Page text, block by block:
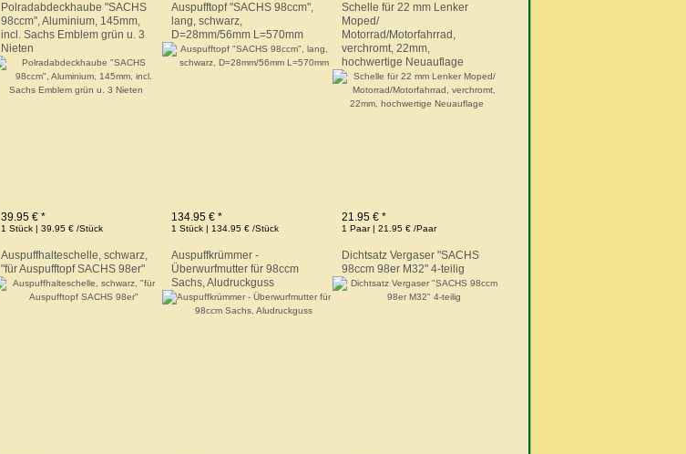
Polradabdeckhaube "SACHS
98ccm", Aluminium, 145mm,
incl. Sachs Emblem grün u. 3
Nieten
39.95 € *
1 Stück | 39.95 € /Stück
Auspufftopf "SACHS 98ccm",
lang, schwarz,
D=28mm/56mm L=570mm
134.95 € *
1 Stück | 134.95 € /Stück
Schelle für 22 mm Lenker
Moped/
Motorrad/Motorfahrrad,
verchromt, 22mm,
hochwertige Neuauflage
21.95 € *
1 Paar | 21.95 € /Paar
Auspuffhalteschelle, schwarz,
"für Auspufftopf SACHS 98er"
Auspuffkrümmer -
Überwurfmutter für 98ccm
Sachs, Aludruckguss
Dichtsatz Vergaser "SACHS
98ccm 98er M32" 4-teilig